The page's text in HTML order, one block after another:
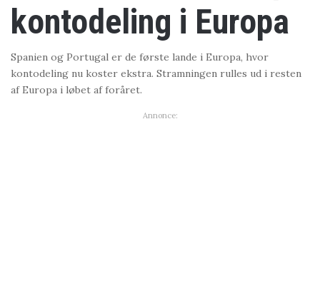
kontodeling i Europa
Spanien og Portugal er de første lande i Europa, hvor
kontodeling nu koster ekstra. Stramningen rulles ud i resten
af Europa i løbet af foråret.
Annonce: